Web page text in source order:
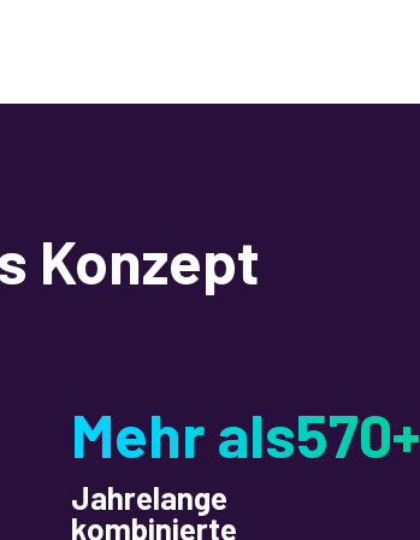
Konzept
Jahrelange
kombinierte
Mehr als570+